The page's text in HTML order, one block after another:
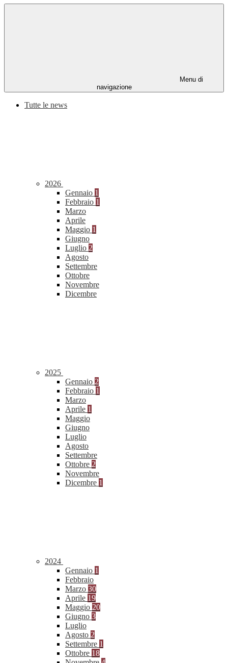
Menu di
navigazione
Tutte le news
2026
Gennaio 1
Febbraio 1
Marzo
Aprile
Maggio 1
Giugno
Luglio 2
Agosto
Settembre
Ottobre
Novembre
Dicembre
2025
Gennaio 2
Febbraio 1
Marzo
Aprile 1
Maggio
Giugno
Luglio
Agosto
Settembre
Ottobre 2
Novembre
Dicembre 1
2024
Gennaio 1
Febbraio
Marzo 30
Aprile 19
Maggio 20
Giugno 3
Luglio
Agosto 2
Settembre 1
Ottobre 18